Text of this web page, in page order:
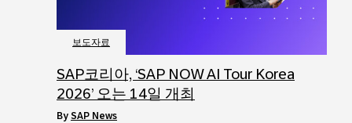
보도자료
SAP코리아, ‘SAP NOW AI Tour Korea
2026’ 오는 14일 개최
by SAP News